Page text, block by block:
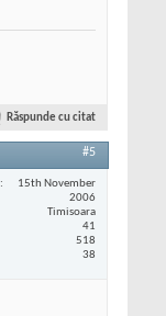
Răspunde cu citat
#5
15th November
2006
Timisoara
41
518
38